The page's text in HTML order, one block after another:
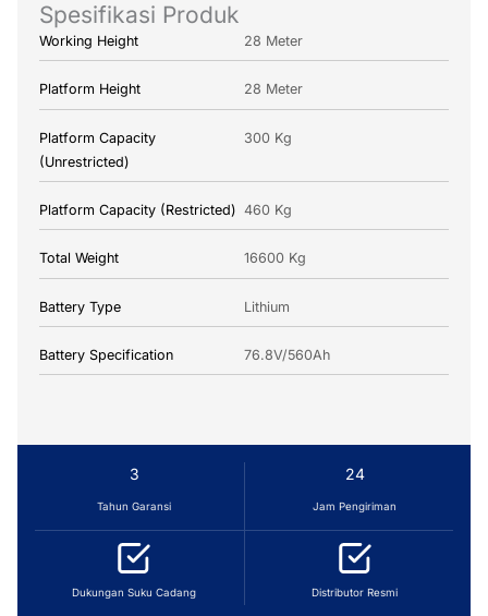
Spesifikasi Produk
Working Height 28 Meter
Platform Height 28 Meter
Platform Capacity
(Unrestricted)
300 Kg
Platform Capacity (Restricted) 460 Kg
Total Weight 16600 Kg
Battery Type Lithium
Battery Specification 76.8V/560Ah
3
Tahun Garansi
24
Jam Pengiriman
Dukungan Suku Cadang Distributor Resmi